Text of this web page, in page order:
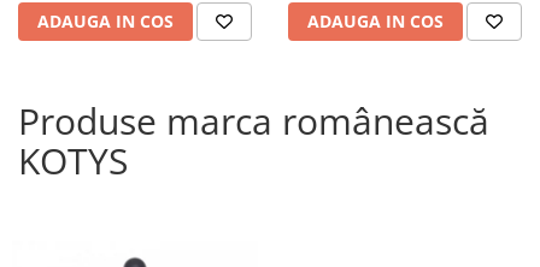
ADAUGA IN COS ADAUGA IN COS
Produse marca românească
KOTYS